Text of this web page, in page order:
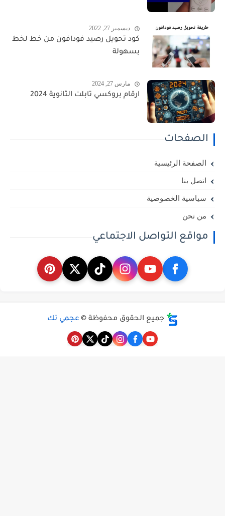
ديسمبر 27, 2022
كود تحويل رصيد فودافون من خط لخط
بسهولة
مارس 27, 2024
ارقام بروكسي تابلت الثانوية 2024
الصفحات
الصفحة الرئيسية
اتصل بنا
سياسية الخصوصية
من نحن
مواقع التواصل الاجتماعي
جميع الحقوق محفوظة © عجمي تك